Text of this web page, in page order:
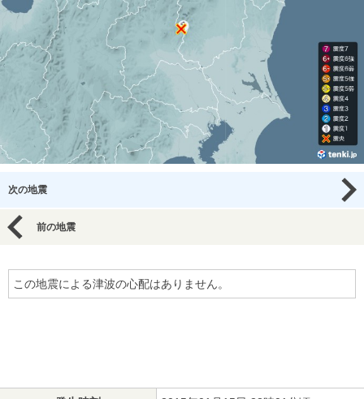
次の地震
前の地震
この地震による津波の心配はありません。